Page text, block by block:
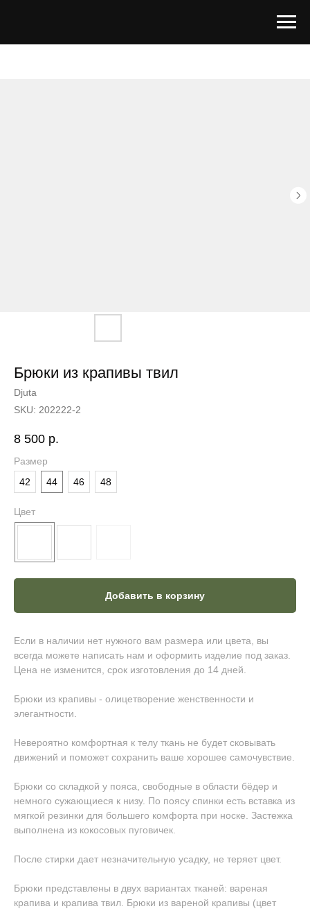
Брюки из крапивы твил
Djuta
SKU: 202222-2
8 500 р.
Размер
42
44 46 48
Цвет
Добавить в корзину
Если в наличии нет нужного вам размера или цвета, вы
всегда можете написать нам и оформить изделие под заказ.
Цена не изменится, срок изготовления до 14 дней.
Брюки из крапивы - олицетворение женственности и
элегантности.
Невероятно комфортная к телу ткань не будет сковывать
движений и поможет сохранить ваше хорошее самочувствие.
Брюки со складкой у пояса, свободные в области бёдер и
немного сужающиеся к низу. По поясу спинки есть вставка из
мягкой резинки для большего комфорта при носке. Застежка
выполнена из кокосовых пуговичек.
После стирки дает незначительную усадку, не теряет цвет.
Брюки представлены в двух вариантах тканей: вареная
крапива и крапива твил. Брюки из вареной крапивы (цвет